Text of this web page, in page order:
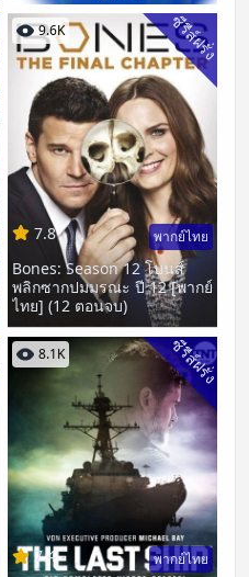
9.6K ซีรีส์ฝรั่ง
7.8 พากย์ไทย
Bones: Season 12 โบนส์
พลิกซากปมมรณะ ปี 12 [พากย์
ไทย] (12 ตอนจบ)
8.1K ซีรีส์ฝรั่ง
7.4 พากย์ไทย